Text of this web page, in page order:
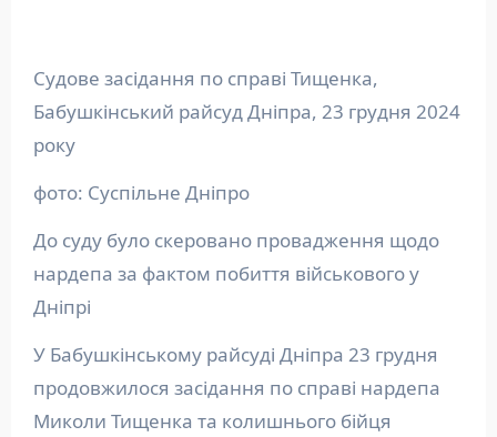
Судове засідання по справі Тищенка,
Бабушкінський райсуд Дніпра, 23 грудня 2024
року
фото: Суспільне Дніпро
До суду було скеровано провадження щодо
нардепа за фактом побиття військового у
Дніпрі
У Бабушкінському райсуді Дніпра 23 грудня
продовжилося засідання по справі нардепа
Миколи Тищенка та колишнього бійця